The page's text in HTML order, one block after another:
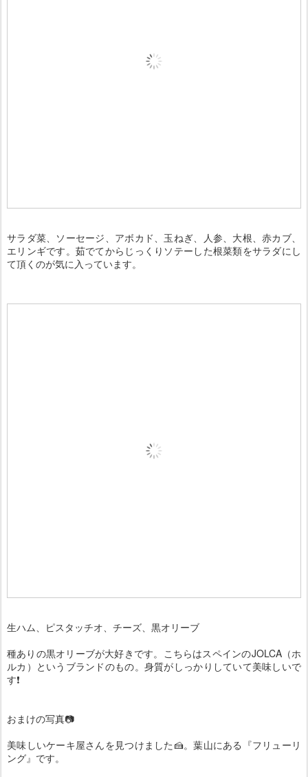
サラダ菜、ソーセージ、アボカド、玉ねぎ、人参、大根、赤カブ、
エリンギです。茹でてからじっくりソテーした根菜類をサラダにし
て頂くのが気に入っています。
生ハム、ピスタッチオ、チーズ、黒オリーブ
種ありの黒オリーブが大好きです。こちらはスペインのJOLCA（ホ
ルカ）というブランドのもの。身質がしっかりしていて美味しいで
す❗
おまけの写真📷
美味しいケーキ屋さんを見つけました🍰。葉山にある『フリューリ
ング』です。